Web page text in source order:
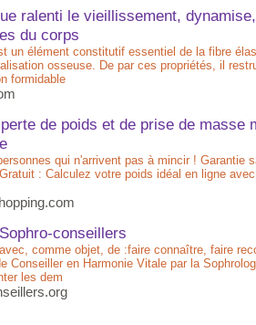
ralenti le vieillissement,
du corps
un élément constitutif essentiel de la fibre
osseuse. De par ces propriétés, il
formidable
de poids et de prise de masse
qui n'arrivent pas à mincir ! Garantie
: Calculez votre poids idéal en ligne
conseillers
comme objet, de :faire connaître, faire
Conseiller en Harmonie Vitale par la
les dem